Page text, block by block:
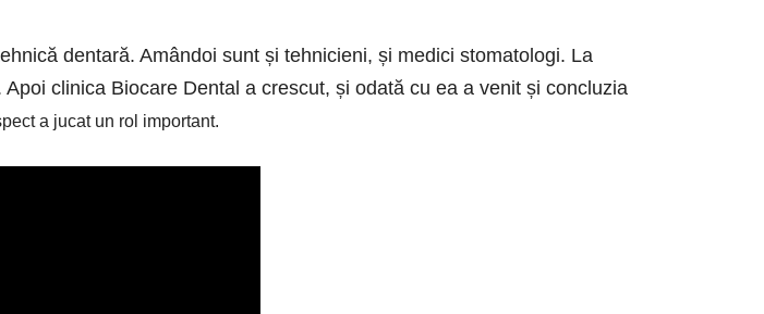
dentară. Amândoi sunt și tehnicieni, și medici stomatologi. La
clinica Biocare Dental a crescut, și odată cu ea a venit și concluzia
a jucat un rol important.